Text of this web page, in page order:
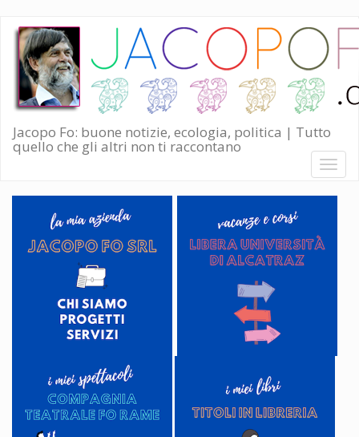
Salta
contenuto
principale
Jacopo Fo: buone notizie, ecologia, politica | Tutto
quello che gli altri non ti raccontano
Toggle